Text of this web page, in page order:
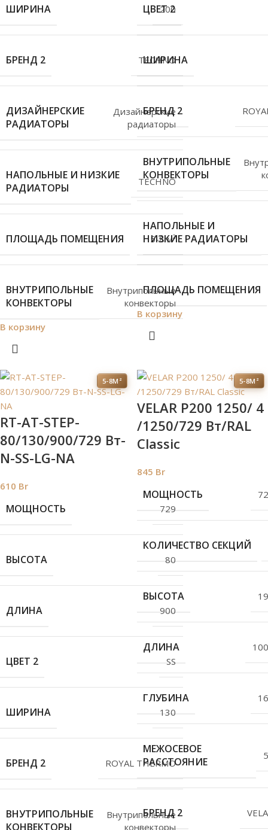
ШИРИНА 200
БРЕНД 2 TECHNO
ДИЗАЙНЕРСКИЕ
РАДИАТОРЫ
Дизайнерские
радиаторы
НАПОЛЬНЫЕ И НИЗКИЕ
РАДИАТОРЫ
TECHNO
ПЛОЩАДЬ ПОМЕЩЕНИЯ 5-8 м²
ВНУТРИПОЛЬНЫЕ
КОНВЕКТОРЫ
Внутрипольные
конвекторы
В корзину
ЦВЕТ 2
ШИРИНА
БРЕНД 2
ВНУТРИПОЛЬНЫЕ
КОНВЕКТОРЫ
НАПОЛЬНЫЕ И
НИЗКИЕ РАДИАТОРЫ
ПЛОЩАДЬ ПОМЕЩЕНИЯ
В корзину
5-8М²
RT-AT-STEP-
80/130/900/729 Вт-
N-SS-LG-NA
610 Br
МОЩНОСТЬ 729
ВЫСОТА 80
ДЛИНА 900
ЦВЕТ 2 SS
ШИРИНА 130
БРЕНД 2 ROYAL THERMO
ВНУТРИПОЛЬНЫЕ
КОНВЕКТОРЫ
Внутрипольные
конвекторы
5-8М²
VELAR P200 1250/ 4
/1250/729 Вт/RAL
Classic
845 Br
МОЩНОСТЬ
КОЛИЧЕСТВО СЕКЦИЙ
ВЫСОТА
ДЛИНА
ГЛУБИНА
МЕЖОСЕВОЕ
РАССТОЯНИЕ
БРЕНД 2